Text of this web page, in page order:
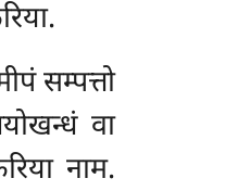
सम्पत्तो
वा
नाम.